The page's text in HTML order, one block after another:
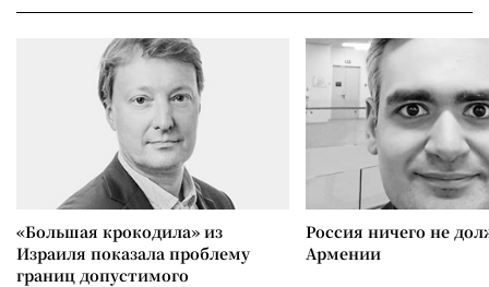
«Большая крокодила» из
Израиля показала проблему
границ допустимого
Россия ничего не
Армении